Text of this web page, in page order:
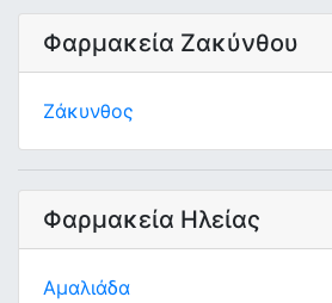
Φαρμακεία Ζακύνθου
Ζάκυνθος
Φαρμακεία Ηλείας
Αμαλιάδα